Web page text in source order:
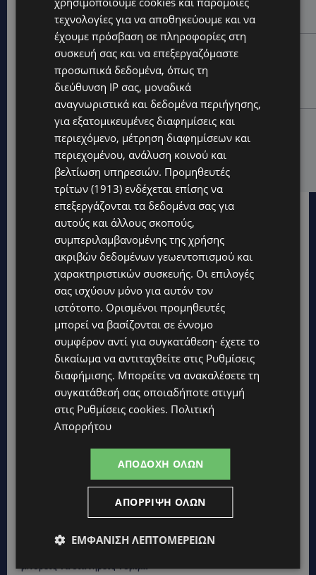
ΕΛΛΑΔΑΣ: «Χωρίς επιδότηση το πλοίο δεν θα
ξανασηκώσει άγκυρα»
STORIES
ΜΑΡΙΝΟΣ ΚΩΝΣΤΑΝΤΙΝΙΔΗΣ: Οι πρωτοβουλίες για να
ξαναζωντανέψει η Μακαρίου και το κέντρο της
Λευκωσίας-(Βίντεο)
UPDATES
ΤΡΟΧΑΙΟ ΣΤΗΝ ΛΕΥΚΩΣΙΑ: Χειροπέδες και στη σύζυγο
του 27χρονου – Φέρεται να παραπλάνησε την
Αστυνομία
Topics
12χρονου Δημήτρη και η δωρεά των 12.500 ευρώ που του
ΕΞΩΤΙΚΑ ΖΩΑ ΣΤΗΝ ΚΥΠΡΟ: Πότε επιτρέπεται και πότε
μπορείς να διατηρείς νόμιμα
τεχνολογίες για να αποθηκεύουμε και να
έχουμε πρόσβαση σε πληροφορίες στη
συσκευή σας και να επεξεργαζόμαστε
προσωπικά δεδομένα, όπως τη
διεύθυνση IP σας, μοναδικά
αναγνωριστικά και δεδομένα περιήγησης,
για εξατομικευμένες διαφημίσεις και
περιεχόμενο, μέτρηση διαφημίσεων και
περιεχομένου, ανάλυση κοινού και
βελτίωση υπηρεσιών. Προμηθευτές
τρίτων (1913) ενδέχεται επίσης να
επεξεργάζονται τα δεδομένα σας για
αυτούς και άλλους σκοπούς,
συμπεριλαμβανομένης της χρήσης
ακριβών δεδομένων γεωεντοπισμού και
χαρακτηριστικών συσκευής. Οι επιλογές
σας ισχύουν μόνο για αυτόν τον
ιστότοπο. Ορισμένοι προμηθευτές
μπορεί να βασίζονται σε έννομο
συμφέρον αντί για συγκατάθεση· έχετε το
δικαίωμα να αντιταχθείτε στις Ρυθμίσεις
διαφήμισης. Μπορείτε να ανακαλέσετε τη
συγκατάθεσή σας οποιαδήποτε στιγμή
στις Ρυθμίσεις cookies. Πολιτική
Απορρήτου
ΑΠΟΔΟΧΉ ΌΛΩΝ
ΑΠΌΡΡΙΨΗ ΌΛΩΝ
ΕΜΦΆΝΙΣΗ ΛΕΠΤΟΜΕΡΕΙΏΝ